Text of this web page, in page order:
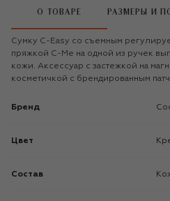
О ТОВАРЕ РАЗМЕРЫ И
Сумку C-Easy со съемным
пряжкой C-Me на одной из ручек
кожи. Аксессуар с застежкой на
косметичкой с брендированным
Бренд
Цвет
Состав